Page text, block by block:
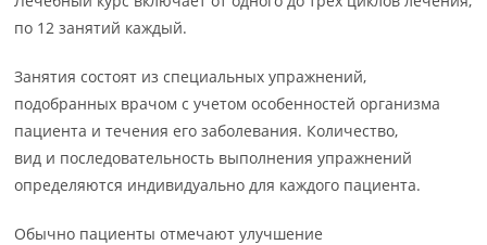
по 12 занятий каждый.
Занятия состоят из специальных упражнений,
подобранных врачом с учетом особенностей организма
пациента и течения его заболевания. Количество,
вид и последовательность выполнения упражнений
определяются индивидуально для каждого пациента.
Обычно пациенты отмечают улучшение